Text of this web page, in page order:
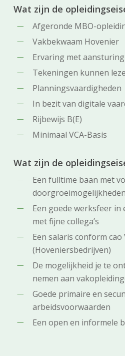
Wat zijn de
Afgeronde MBO-
Vakbekwaam Hovenier
Ervaring met
Tekeningen kunnen
Planningsvaardigheden
In bezit van digitale
Rijbewijs B(E)
Minimaal VCA-Basis
Wat zijn de
Een fulltime baan met
doorgroeimogelijkheden
Een goede werksfeer
met fijne collega’s
Een salaris conform cao
(Hoveniersbedrijven)
De mogelijkheid je te
nemen aan
Goede primaire en
arbeidsvoorwaarden
Een open en informele